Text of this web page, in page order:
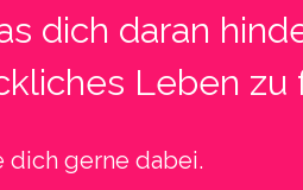
dich daran
Leben zu
dich gerne dabei.